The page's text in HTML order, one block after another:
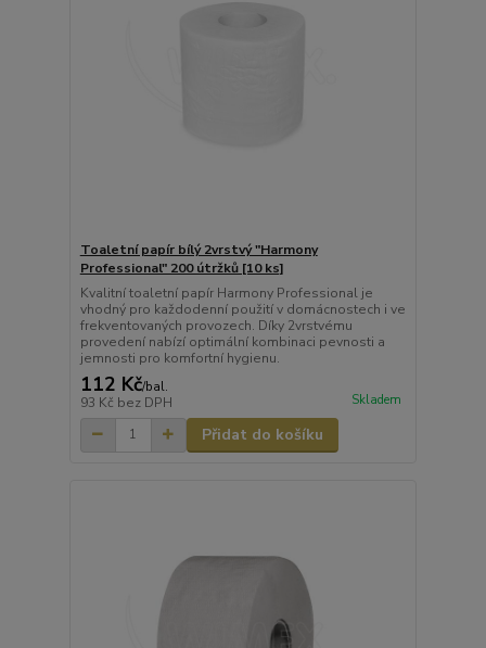
Toaletní papír bílý 2vrstvý "Harmony
Professional" 200 útržků [10 ks]
Kvalitní toaletní papír Harmony Professional je
vhodný pro každodenní použití v domácnostech i ve
frekventovaných provozech. Díky 2vrstvému
provedení nabízí optimální kombinaci pevnosti a
jemnosti pro komfortní hygienu.
112 Kč/bal.
93 Kč bez DPH Skladem
Přidat do košíku